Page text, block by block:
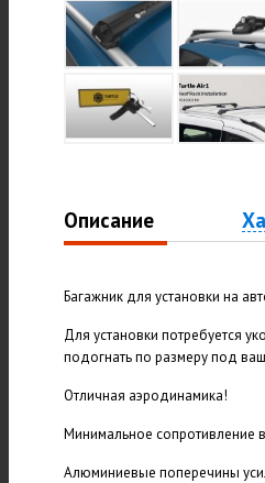
Описание
Багажник для установки на
Для установки потребуется
подогнать по размеру под
Отличная аэродинамика!
Минимальное сопротивление
Алюминиевые поперечины